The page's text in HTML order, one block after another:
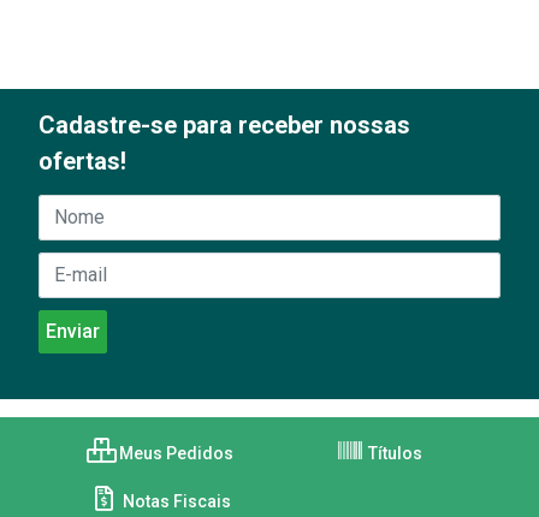
Cadastre-se para receber nossas
ofertas!
Meus Pedidos Títulos
Notas Fiscais